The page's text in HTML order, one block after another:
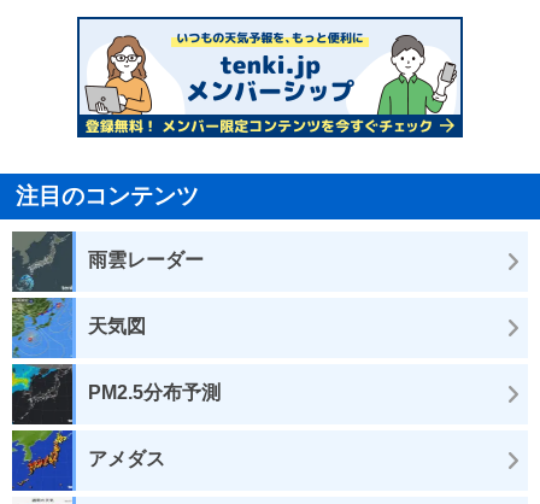
注目のコンテンツ
雨雲レーダー
天気図
PM2.5分布予測
アメダス